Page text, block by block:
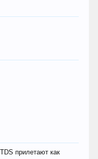
прилетают как